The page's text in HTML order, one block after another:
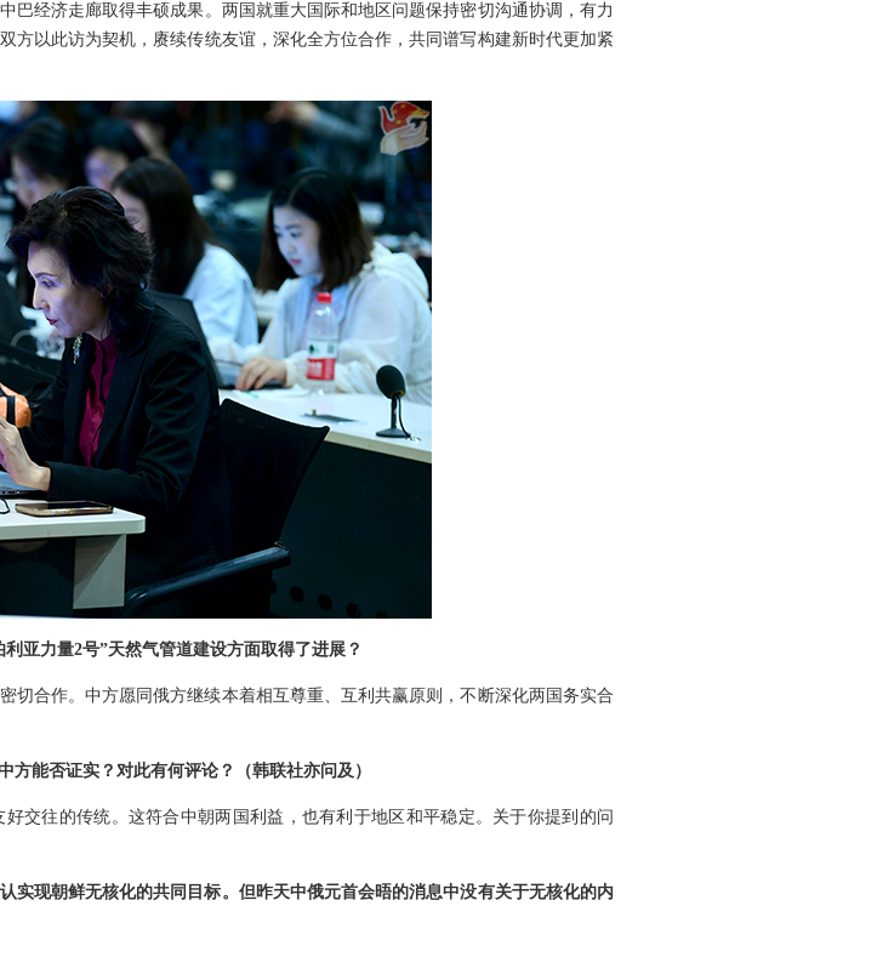
巴经济走廊取得丰硕成果。两国就重大国际和地区问题保持密切沟通协调，有力
方以此访为契机，赓续传统友谊，深化全方位合作，共同谱写构建新时代更加紧
亚力量2号”天然气管道建设方面取得了进展？
切合作。中方愿同俄方继续本着相互尊重、互利共赢原则，不断深化两国务实合
能否证实？对此有何评论？（韩联社亦问及）
交往的传统。这符合中朝两国利益，也有利于地区和平稳定。关于你提到的问
实现朝鲜无核化的共同目标。但昨天中俄元首会晤的消息中没有关于无核化的内